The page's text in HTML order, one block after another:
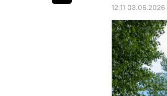
12:11 03.06.2026